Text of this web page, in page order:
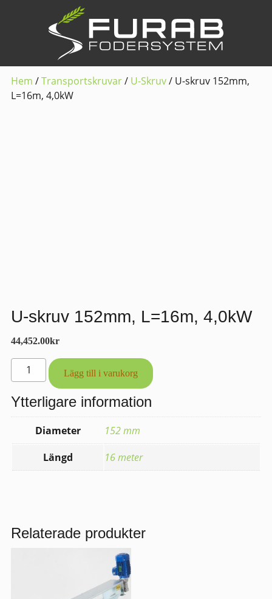
Hem /Transportskruvar/ U-Skruv/ U-skruv 152mm,
L=16m, 4,0kW
U-skruv 152mm, L=16m, 4,0kW
44,452.00kr
skruv
152mm,
L=16m,
mängd
Lägg till i varukorg
Ytterligare information
Diameter
152 mm
Längd
16 meter
Relaterade produkter